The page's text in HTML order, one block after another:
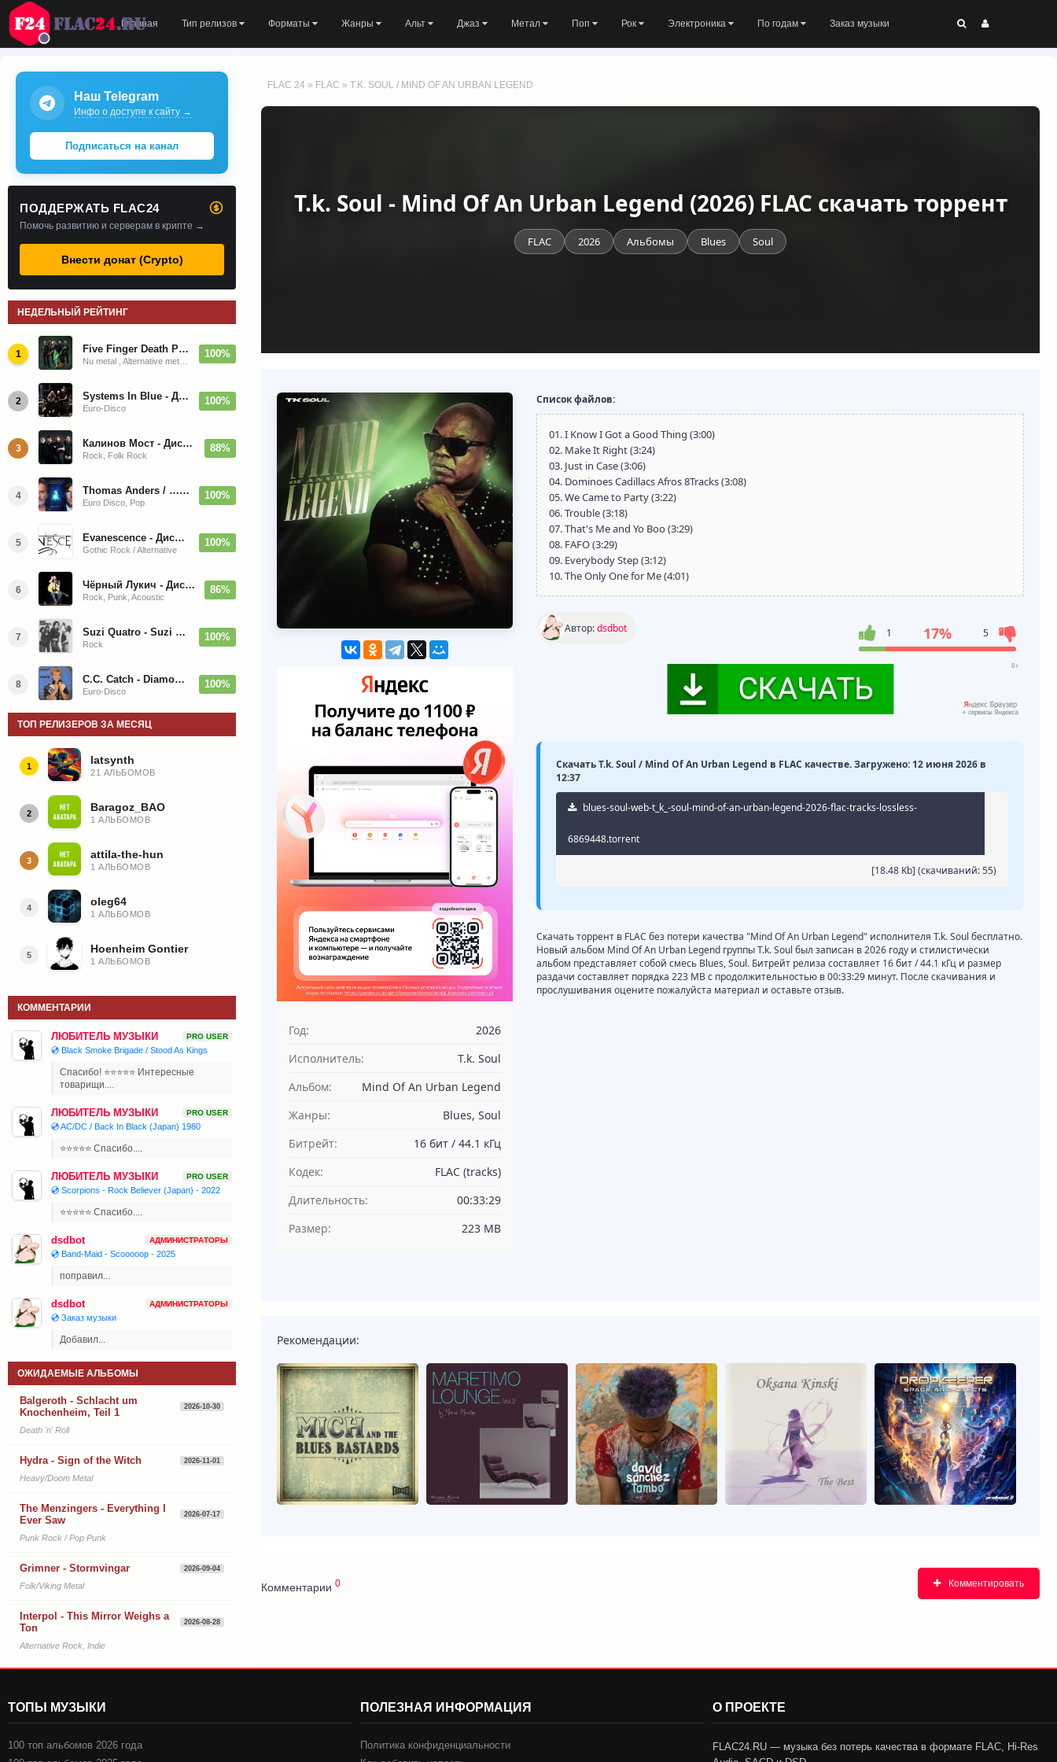
Главная Тип релизов Форматы Жанры Альт Джаз Метал Поп Рок Электроника По годам Заказ музыки
FLAC 24 » FLAC » T.K. SOUL / MIND OF AN URBAN LEGEND
T.k. Soul - Mind Of An Urban Legend (2026) FLAC скачать торрент
FLAC 2026 Альбомы Blues Soul
Год:
2026
Исполнитель:
T.k. Soul
Альбом:
Mind Of An Urban Legend
Жанры:
Blues, Soul
Битрейт:
16 бит / 44.1 кГц
Кодек:
FLAC (tracks)
Длительность:
00:33:29
Размер:
223 MB
Список файлов:
01. I Know I Got a Good Thing (3:00)
02. Make It Right (3:24)
03. Just in Case (3:06)
04. Dominoes Cadillacs Afros 8Tracks (3:08)
05. We Came to Party (3:22)
06. Trouble (3:18)
07. That's Me and Yo Boo (3:29)
08. FAFO (3:29)
09. Everybody Step (3:12)
10. The Only One for Me (4:01)
Автор:dsdbot 1 17% 5
Скачать T.k. Soul / Mind Of An Urban Legend в FLAC качестве. Загружено: 12 июня 2026 в
12:37
blues-soul-web-t_k_-soul-mind-of-an-urban-legend-2026-flac-tracks-lossless-
6869448.torrent
[18.48 Kb] (cкачиваний: 55)
Скачать торрент в FLAC без потери качества "Mind Of An Urban Legend" исполнителя T.k. Soul бесплатно.
Новый альбом Mind Of An Urban Legend группы T.k. Soul был записан в 2026 году и стилистически
альбом представляет собой смесь Blues, Soul. Битрейт релиза составляет 16 бит / 44.1 кГц и размер
раздачи составляет порядка 223 MB с продолжительностью в 00:33:29 минут. После скачивания и
прослушивания оцените пожалуйста материал и оставьте отзыв.
Рекомендации:
Комментарии 0 Комментировать
Наш Telegram
Инфо о доступе к сайту →
Подписаться на канал
ПОДДЕРЖАТЬ FLAC24
Помочь развитию и серверам в крипте →
Внести донат (Crypto)
НЕДЕЛЬНЫЙ РЕЙТИНГ
1 Five Finger Death Punch - Дискография (2008-2026) 100%
2 Systems In Blue - Дискография (2020-2026)
Euro-Disco
100%
3 Калинов Мост - Дискография (1986-2026)
Rock, Folk Rock
88%
4 Thomas Anders / … Sings Modern Talking: The Best hi-res
Euro Disco, Pop
100%
5 Evanescence - Дискография (1998-2026)
Gothic Rock / Alternative
100%
6 Чёрный Лукич - Дискография (1987-2014)
Rock, Punk, Acoustic
86%
7 Suzi Quatro - Suzi Quatro (Bonus Tracks, Remaster) 1973/2022
Rock
100%
8 C.C. Catch - Diamonds. Her Greatest Hits 1988
Euro-Disco
100%
ТОП РЕЛИЗЕРОВ ЗА МЕСЯЦ
1 latsynth
21 АЛЬБОМОВ
2 Baragoz_BAO
1 АЛЬБОМОВ
3 attila-the-hun
1 АЛЬБОМОВ
4 oleg64
1 АЛЬБОМОВ
5 Hoenheim Gontier
1 АЛЬБОМОВ
КОММЕНТАРИИ
ЛЮБИТЕЛЬ МУЗЫКИ PRO USER
💿 Black Smoke Brigade / Stood As Kings
Спасибо! ⭐⭐⭐⭐⭐ Интересные
товарищи....
ЛЮБИТЕЛЬ МУЗЫКИ PRO USER
💿 AC/DC / Back In Black (Japan) 1980
⭐⭐⭐⭐⭐ Спасибо....
ЛЮБИТЕЛЬ МУЗЫКИ PRO USER
💿 Scorpions - Rock Believer (Japan) - 2022
⭐⭐⭐⭐⭐ Спасибо....
dsdbot АДМИНИСТРАТОРЫ
💿 Band-Maid - Scooooop - 2025
поправил...
dsdbot АДМИНИСТРАТОРЫ
💿 Заказ музыки
Добавил...
ОЖИДАЕМЫЕ АЛЬБОМЫ
Balgeroth - Schlacht um
Knochenheim, Teil 1
2026-10-30
Death 'n' Roll
Hydra - Sign of the Witch 2026-11-01
Heavy/Doom Metal
The Menzingers - Everything I
Ever Saw
2026-07-17
Punk Rock / Pop Punk
Grimner - Stormvingar 2026-09-04
Folk/Viking Metal
Interpol - This Mirror Weighs a
Ton
2026-08-28
Alternative Rock, Indie
ТОПЫ МУЗЫКИ
100 топ альбомов 2026 года
ПОЛЕЗНАЯ ИНФОРМАЦИЯ
Политика конфиденциальности
О ПРОЕКТЕ
FLAC24.RU — музыка без потерь качества в формате FLAC, Hi-Res